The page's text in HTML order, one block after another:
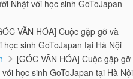
Nhật với học sinh GoToJapan
VĂN HÓA] Cuộc gặp gỡ và
sinh GoToJapan tại Hà Nội
[GÓC VĂN HÓA] Cuộc gặp gỡ
học sinh GoToJapan tại Hà Nội